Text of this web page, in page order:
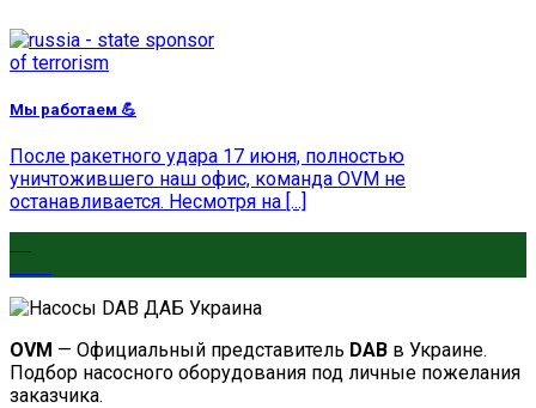
Мы работаем 💪
После ракетного удара 17 июня, полностью
уничтожившего наш офис, команда OVM не
останавливается. Несмотря на [...]
OVM — Официальный представитель DAB в Украине.
Подбор насосного оборудования под личные пожелания
заказчика.